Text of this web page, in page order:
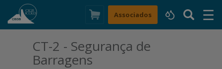
Associados ☰
×
CT-2 - Segurança de
Barragens